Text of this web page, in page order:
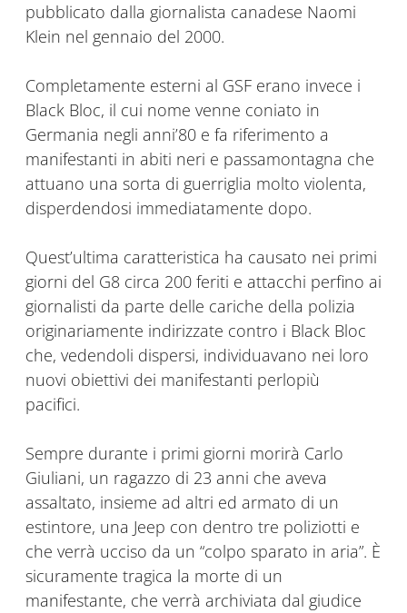
pubblicato dalla giornalista canadese Naomi
Klein nel gennaio del 2000.
Completamente esterni al GSF erano invece i
Black Bloc, il cui nome venne coniato in
Germania negli anni’80 e fa riferimento a
manifestanti in abiti neri e passamontagna che
attuano una sorta di guerriglia molto violenta,
disperdendosi immediatamente dopo.
Quest’ultima caratteristica ha causato nei primi
giorni del G8 circa 200 feriti e attacchi perfino ai
giornalisti da parte delle cariche della polizia
originariamente indirizzate contro i Black Bloc
che, vedendoli dispersi, individuavano nei loro
nuovi obiettivi dei manifestanti perlopiù
pacifici.
Sempre durante i primi giorni morirà Carlo
Giuliani, un ragazzo di 23 anni che aveva
assaltato, insieme ad altri ed armato di un
estintore, una Jeep con dentro tre poliziotti e
che verrà ucciso da un “colpo sparato in aria”. È
sicuramente tragica la morte di un
manifestante, che verrà archiviata dal giudice